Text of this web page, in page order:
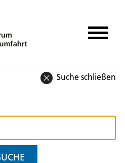
Suche schließen